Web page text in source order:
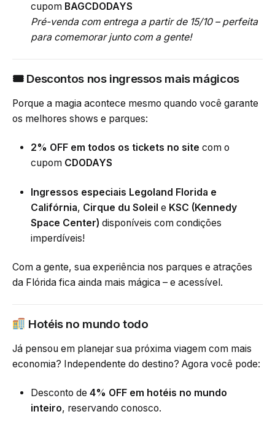
cupom BAGCDODAYS
Pré-venda com entrega a partir de 15/10 – perfeita
para comemorar junto com a gente!
🎟 Descontos nos ingressos mais mágicos
Porque a magia acontece mesmo quando você garante
os melhores shows e parques:
2% OFF em todos os tickets no site com o
cupom CDODAYS
Ingressos especiais Legoland Florida e
Califórnia, Cirque du Soleil e KSC (Kennedy
Space Center) disponíveis com condições
imperdíveis!
Com a gente, sua experiência nos parques e atrações
da Flórida fica ainda mais mágica – e acessível.
Hotéis no mundo todo
Já pensou em planejar sua próxima viagem com mais
economia? Independente do destino? Agora você pode:
Desconto de 4% OFF em hotéis no mundo
inteiro, reservando conosco.